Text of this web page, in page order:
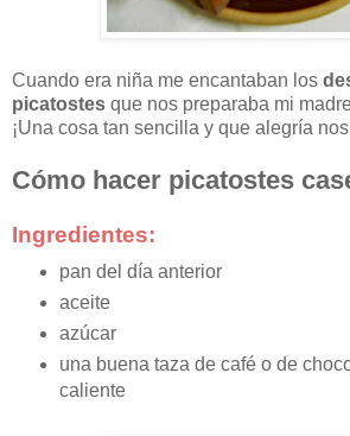
Cuando era niña me encantaban los
picatostes que nos preparaba mi
¡Una cosa tan sencilla y que alegría
Cómo hacer picatostes
Ingredientes:
pan del día anterior
aceite
azúcar
una buena taza de café o de
caliente